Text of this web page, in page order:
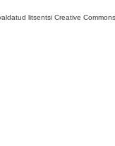
litsentsi Creative